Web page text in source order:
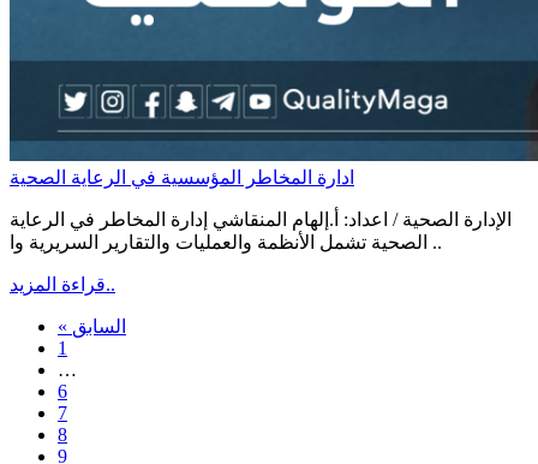
ادارة المخاطر المؤسسية في الرعاية الصحية
الإدارة الصحية / اعداد: أ.إلهام المنقاشي إدارة المخاطر في الرعاية
الصحية تشمل الأنظمة والعمليات والتقارير السريرية وا ..
قراءة المزيد..
« السابق
1
…
6
7
8
9